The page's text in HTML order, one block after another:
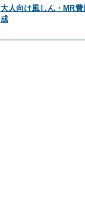
大人向け風しん・MR費
成